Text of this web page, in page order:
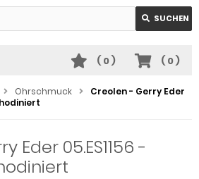
SUCHEN
( 0)
( 0)
Ohrschmuck
Creolen - Gerry Eder
Eder 05.ES1156 -